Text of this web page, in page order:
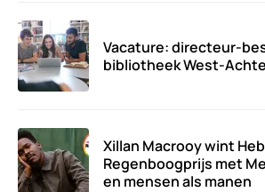
Vacature: directeur-
bibliotheek West-
Xillan Macrooy wint
Regenboogprijs met
en mensen als manen